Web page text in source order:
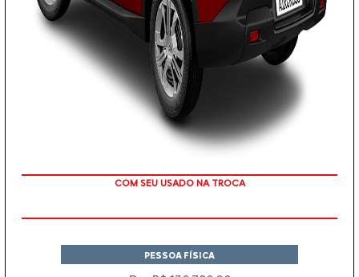
TAXA ZERO
PESSOA FÍSICA